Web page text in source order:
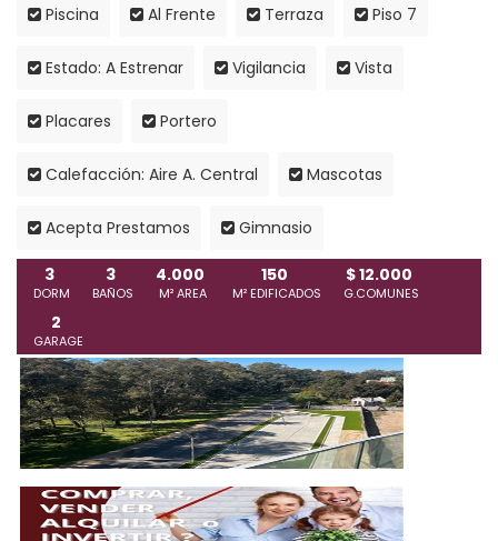
Piscina Al Frente Terraza Piso 7
Estado: A Estrenar Vigilancia Vista
Placares Portero
Calefacción: Aire A. Central Mascotas
Acepta Prestamos Gimnasio
3
DORM
3
BAÑOS
4.000
M² AREA
150
M² EDIFICADOS
$ 12.000
G.COMUNES
2
GARAGE